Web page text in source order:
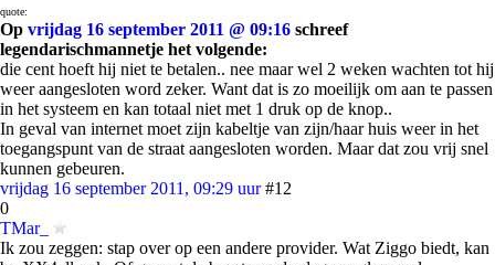
quote:
Op vrijdag 16 september 2011 @ 09:16 schreef
legendarischmannetje het volgende:
die cent hoeft hij niet te betalen.. nee maar wel 2 weken wachten tot hij
weer aangesloten word zeker. Want dat is zo moeilijk om aan te passen
in het systeem en kan totaal niet met 1 druk op de knop..
In geval van internet moet zijn kabeltje van zijn/haar huis weer in het
toegangspunt van de straat aangesloten worden. Maar dat zou vrij snel
kunnen gebeuren.
vrijdag 16 september 2011, 09:29 uur #12
0
TMar_
Ik zou zeggen: stap over op een andere provider. Wat Ziggo biedt, kan